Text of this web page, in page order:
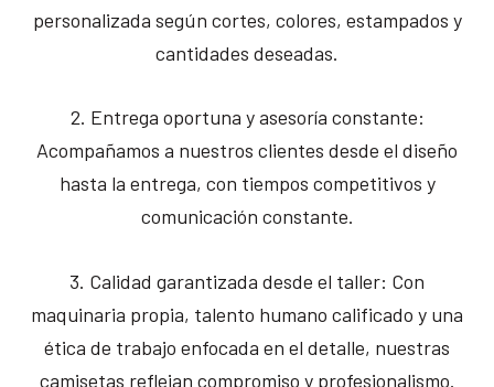
personalizada según cortes, colores, estampados y
cantidades deseadas.
2. Entrega oportuna y asesoría constante:
Acompañamos a nuestros clientes desde el diseño
hasta la entrega, con tiempos competitivos y
comunicación constante.
3. Calidad garantizada desde el taller: Con
maquinaria propia, talento humano calificado y una
ética de trabajo enfocada en el detalle, nuestras
camisetas reflejan compromiso y profesionalismo.